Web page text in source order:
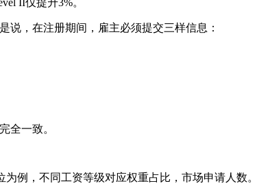
II仅提升3%。
，在注册期间，雇主必须提交三样信息：
全一致。
例，不同工资等级对应权重占比，市场申请人数。